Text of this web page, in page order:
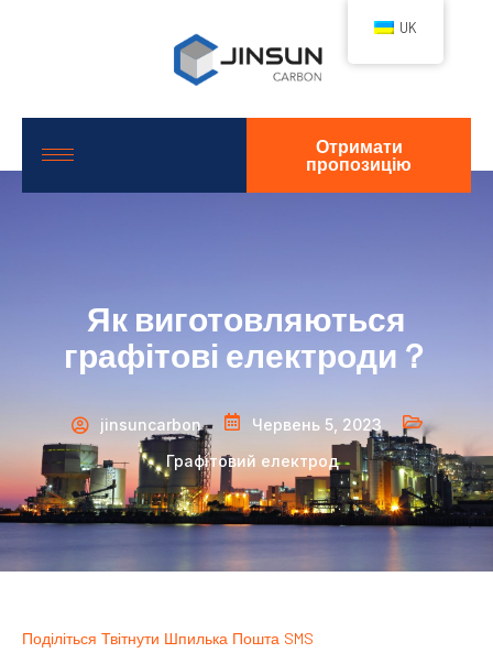
Отримати
пропозицію
Як виготовляються
графітові електроди？
jinsuncarbon
Червень 5, 2023
Графітовий електрод
Поділіться Твітнути Шпилька Пошта SMS
UK